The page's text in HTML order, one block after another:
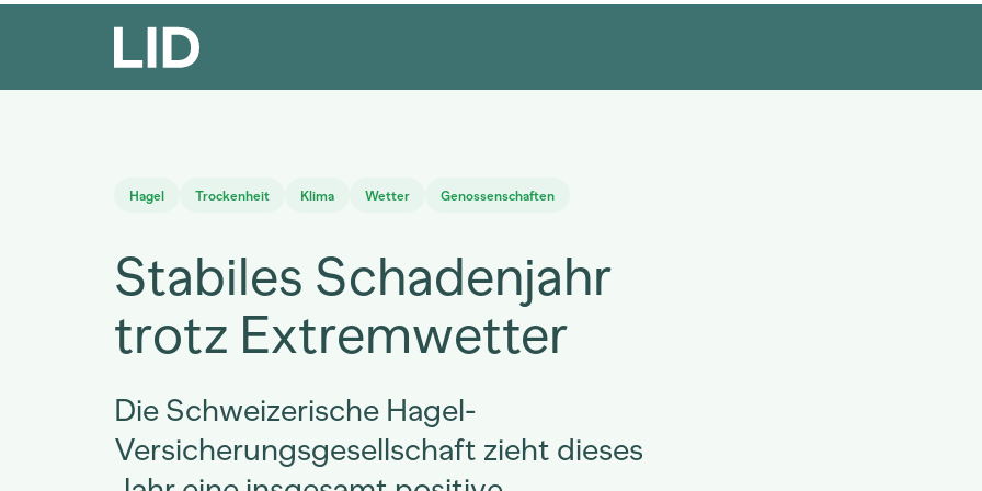
Hagel Trockenheit Klima Wetter Genossenschaften
Stabiles Schadenjahr
trotz Extremwetter
Die Schweizerische Hagel-
Versicherungsgesellschaft zieht dieses